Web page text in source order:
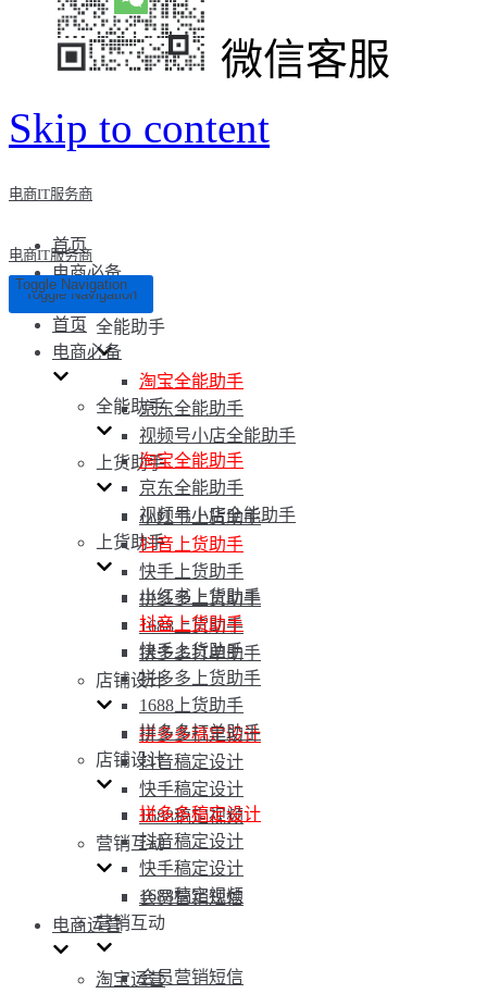
微信客服
Skip to content
电商IT服务商
首页
电商必备
全能助手
淘宝全能助手
京东全能助手
视频号小店全能助手
上货助手
小红书上货助手
抖音上货助手
快手上货助手
拼多多上货助手
1688上货助手
拼多多打单助手
店铺设计
拼多多稿定设计
抖音稿定设计
快手稿定设计
1688稿定视频
营销互动
会员营销短信
电商运营
淘宝运营
电商IT服务商
Toggle Navigation
Toggle Navigation
首页
电商必备
全能助手
淘宝全能助手
京东全能助手
视频号小店全能助手
上货助手
小红书上货助手
抖音上货助手
快手上货助手
拼多多上货助手
1688上货助手
拼多多打单助手
店铺设计
拼多多稿定设计
抖音稿定设计
快手稿定设计
1688稿定视频
营销互动
会员营销短信